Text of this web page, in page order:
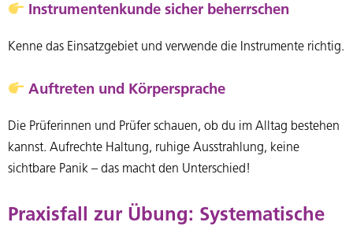
Instrumentenkunde sicher beherrschen
Kenne das Einsatzgebiet und verwende die Instrumente richtig.
Auftreten und Körpersprache
Die Prüferinnen und Prüfer schauen, ob du im Alltag bestehen
kannst. Aufrechte Haltung, ruhige Ausstrahlung, keine
sichtbare Panik – das macht den Unterschied!
Praxisfall zur Übung: Systematische